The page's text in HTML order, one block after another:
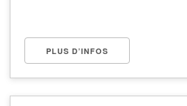
PLUS D’INFOS